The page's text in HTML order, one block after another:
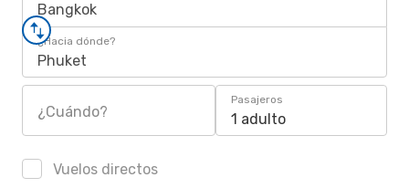
Bangkok
¿Hacia dónde?
Phuket
¿Cuándo?
Pasajeros
1 adulto
Vuelos directos